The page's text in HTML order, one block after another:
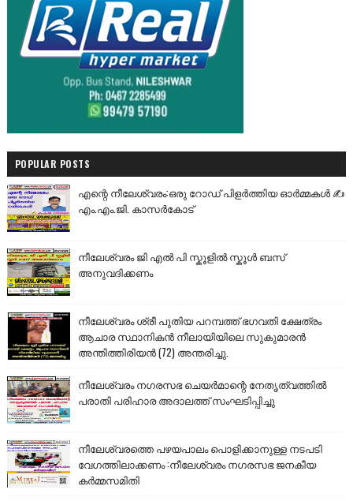
POPULAR POSTS
എന്റെ നീലേശ്വരം:ഒരു റോഡ് പിളർത്തിയ ഓർമ്മകൾ ✍️
എം.എം.ജി. കാസർകോട്
നീലേശ്വരം ജി എൽ പി സ്കൂളിൽ സ്കൂൾ ബസ്
അനുവദിക്കണം
നീലേശ്വരം ശ്രീ പുതിയ പറമ്പത്ത് ഭഗവതി ക്ഷേത്രം
ആചാര സ്ഥാനികൻ നീലായിയിലെ സുകുമാരൻ
അന്തിത്തിരിയൻ (72) അന്തരിച്ചു.
നീലേശ്വരം നഗരസഭ ചെയർമാന്റെ നേതൃത്വത്തിൽ
പരാതി പരിഹാര അദാലത്ത് സംഘടിപ്പിച്ചു
നീലേശ്വരത്തെ പഴയപാലം പൊളിക്കാനുള്ള നടപടി
വേഗത്തിലാക്കണം :നീലേശ്വരം നഗരസഭ ജനകീയ
കർമ്മസമിതി